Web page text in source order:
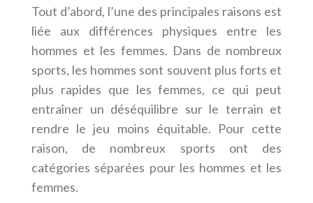
Tout d’abord, l’une des principales raisons est
liée aux différences physiques entre les
hommes et les femmes. Dans de nombreux
sports, les hommes sont souvent plus forts et
plus rapides que les femmes, ce qui peut
entraîner un déséquilibre sur le terrain et
rendre le jeu moins équitable. Pour cette
raison, de nombreux sports ont des
catégories séparées pour les hommes et les
femmes.